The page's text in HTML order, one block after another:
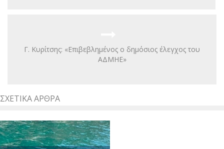
Γ. Κυρίτσης: «Επιβεβλημένος ο δημόσιος έλεγχος του
ΑΔΜΗΕ»
ΣΧΕΤΙΚΆ ΆΡΘΡΑ